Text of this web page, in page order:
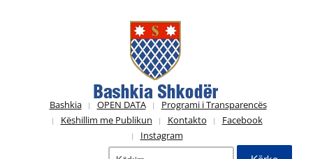
Bashkia OPEN DATA
Programi i Transparencës
Këshillim me Publikun
Kontakto
Facebook
Instagram
Kërko